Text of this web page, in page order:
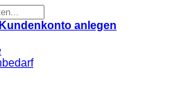
anlegen